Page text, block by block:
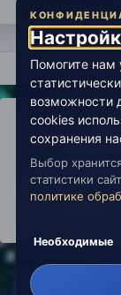
Главная
IPS Themeby
Помогите нам
возможности
cookies
сохранения
Выбор
статистики
политике
Необходимые